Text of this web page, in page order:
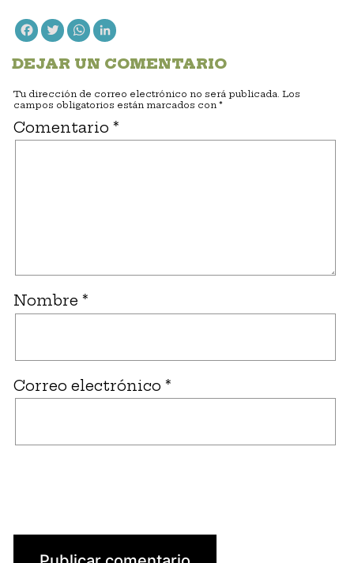
Facebook
TwitterWhatsApp
DEJAR UN COMENTARIO
Tu dirección de correo electrónico no será publicada. Los
campos obligatorios están marcados con *
Comentario *
Nombre *
Correo electrónico *